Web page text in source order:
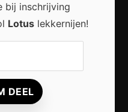
Het Dagelijks Leven
Maken
bij inschrijving
Lotus lekkernijen!